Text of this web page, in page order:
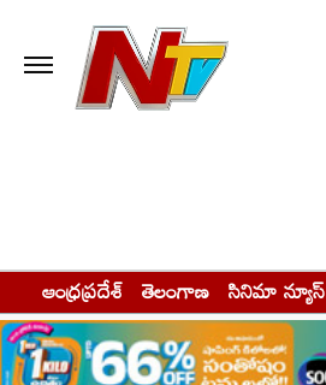
ఆంధ్రప్రదేశ్ తెలంగాణ సినిమా న్యూస్